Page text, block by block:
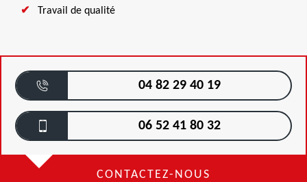
Travail de qualité
04 82 29 40 19
06 52 41 80 32
CONTACTEZ-NOUS